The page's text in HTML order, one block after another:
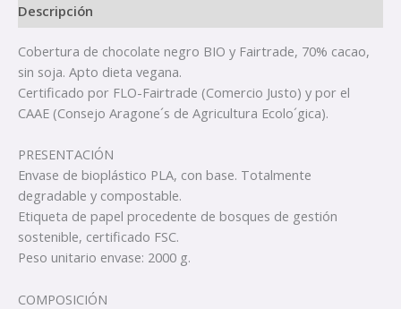
Descripción
Cobertura de chocolate negro BIO y Fairtrade, 70% cacao,
sin soja. Apto dieta vegana.
Certificado por FLO-Fairtrade (Comercio Justo) y por el
CAAE (Consejo Aragone´s de Agricultura Ecolo´gica).
PRESENTACIÓN
Envase de bioplástico PLA, con base. Totalmente
degradable y compostable.
Etiqueta de papel procedente de bosques de gestión
sostenible, certificado FSC.
Peso unitario envase: 2000 g.
COMPOSICIÓN